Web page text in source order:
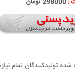
تمام